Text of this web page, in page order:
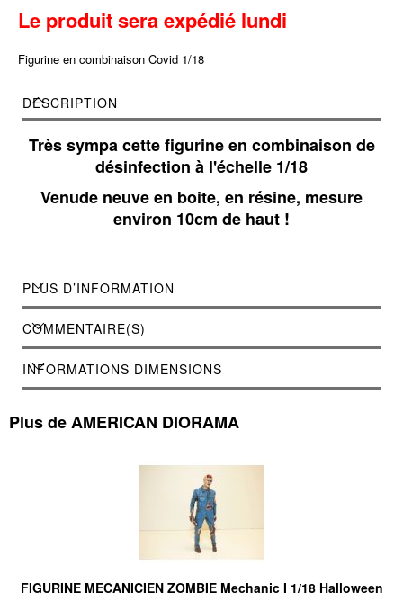
Le produit sera expédié lundi
Figurine en combinaison Covid 1/18
DESCRIPTION
Très sympa cette figurine en combinaison de
désinfection à l'échelle 1/18
Venude neuve en boite, en résine, mesure
environ 10cm de haut !
PLUS D’INFORMATION
COMMENTAIRE(S)
INFORMATIONS DIMENSIONS
Plus de AMERICAN DIORAMA
FIGURINE MECANICIEN ZOMBIE Mechanic I 1/18 Halloween